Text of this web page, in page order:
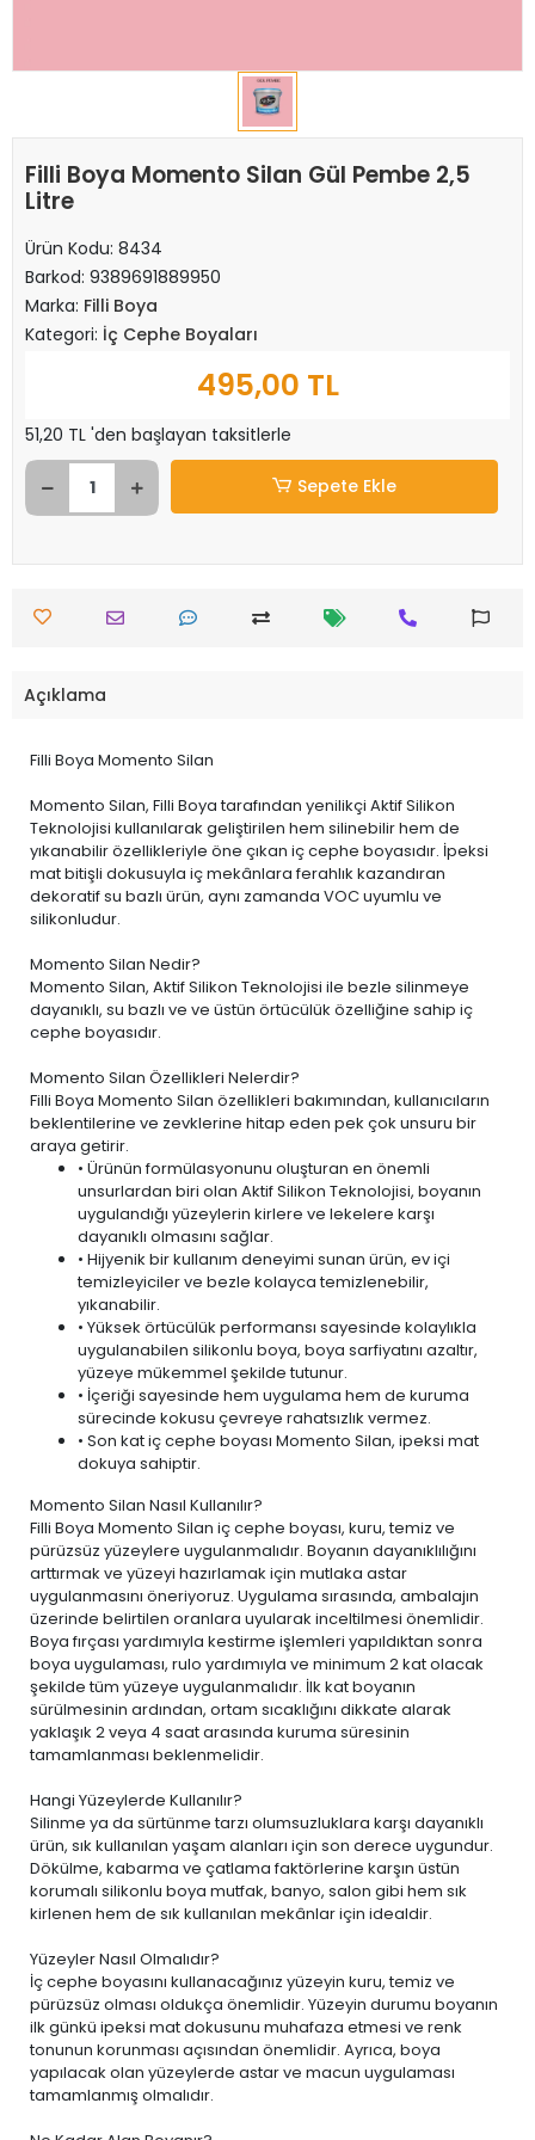
Filli Boya Momento Silan Gül Pembe 2,5
Litre
Ürün Kodu: 8434
Barkod: 9389691889950
Marka: Filli Boya
Kategori: İç Cephe Boyaları
495,00 TL
51,20 TL 'den başlayan taksitlerle
Sepete Ekle
Açıklama
Filli Boya Momento Silan
Momento Silan, Filli Boya tarafından yenilikçi Aktif Silikon
Teknolojisi kullanılarak geliştirilen hem silinebilir hem de
yıkanabilir özellikleriyle öne çıkan iç cephe boyasıdır. İpeksi
mat bitişli dokusuyla iç mekânlara ferahlık kazandıran
dekoratif su bazlı ürün, aynı zamanda VOC uyumlu ve
silikonludur.
Momento Silan Nedir?
Momento Silan, Aktif Silikon Teknolojisi ile bezle silinmeye
dayanıklı, su bazlı ve ve üstün örtücülük özelliğine sahip iç
cephe boyasıdır.
Momento Silan Özellikleri Nelerdir?
Filli Boya Momento Silan özellikleri bakımından, kullanıcıların
beklentilerine ve zevklerine hitap eden pek çok unsuru bir
araya getirir.
• Ürünün formülasyonunu oluşturan en önemli
unsurlardan biri olan Aktif Silikon Teknolojisi, boyanın
uygulandığı yüzeylerin kirlere ve lekelere karşı
dayanıklı olmasını sağlar.
• Hijyenik bir kullanım deneyimi sunan ürün, ev içi
temizleyiciler ve bezle kolayca temizlenebilir,
yıkanabilir.
• Yüksek örtücülük performansı sayesinde kolaylıkla
uygulanabilen silikonlu boya, boya sarfiyatını azaltır,
yüzeye mükemmel şekilde tutunur.
• İçeriği sayesinde hem uygulama hem de kuruma
sürecinde kokusu çevreye rahatsızlık vermez.
• Son kat iç cephe boyası Momento Silan, ipeksi mat
dokuya sahiptir.
Momento Silan Nasıl Kullanılır?
Filli Boya Momento Silan iç cephe boyası, kuru, temiz ve
pürüzsüz yüzeylere uygulanmalıdır. Boyanın dayanıklılığını
arttırmak ve yüzeyi hazırlamak için mutlaka astar
uygulanmasını öneriyoruz. Uygulama sırasında, ambalajın
üzerinde belirtilen oranlara uyularak inceltilmesi önemlidir.
Boya fırçası yardımıyla kestirme işlemleri yapıldıktan sonra
boya uygulaması, rulo yardımıyla ve minimum 2 kat olacak
şekilde tüm yüzeye uygulanmalıdır. İlk kat boyanın
sürülmesinin ardından, ortam sıcaklığını dikkate alarak
yaklaşık 2 veya 4 saat arasında kuruma süresinin
tamamlanması beklenmelidir.
Hangi Yüzeylerde Kullanılır?
Silinme ya da sürtünme tarzı olumsuzluklara karşı dayanıklı
ürün, sık kullanılan yaşam alanları için son derece uygundur.
Dökülme, kabarma ve çatlama faktörlerine karşın üstün
korumalı silikonlu boya mutfak, banyo, salon gibi hem sık
kirlenen hem de sık kullanılan mekânlar için idealdir.
Yüzeyler Nasıl Olmalıdır?
İç cephe boyasını kullanacağınız yüzeyin kuru, temiz ve
pürüzsüz olması oldukça önemlidir. Yüzeyin durumu boyanın
ilk günkü ipeksi mat dokusunu muhafaza etmesi ve renk
tonunun korunması açısından önemlidir. Ayrıca, boya
yapılacak olan yüzeylerde astar ve macun uygulaması
tamamlanmış olmalıdır.